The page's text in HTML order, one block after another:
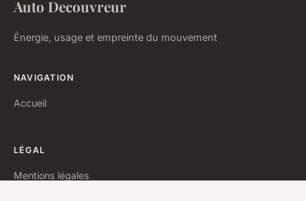
Auto Decouvreur
Énergie, usage et empreinte du mouvement
NAVIGATION
Accueil
LÉGAL
Mentions légales